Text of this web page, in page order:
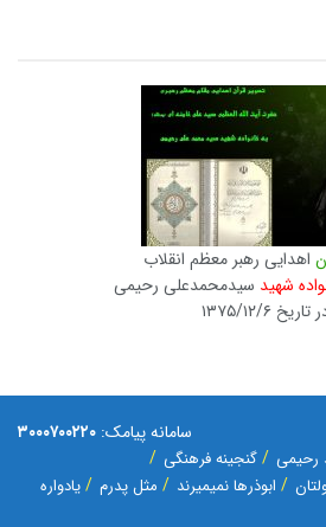
اهدایی رهبر معظم انقلاب
شهید سیدمحمدعلی رحیمی
تاریخ ۱۳۷۵/۱۲/۶
سامانه پیامک: ۳۰۰۰۷۰۰۲۲۰
رحیمی
گنجینه فرهنگی
ابوذرها نمیمیرند مثل پدرم یادواره